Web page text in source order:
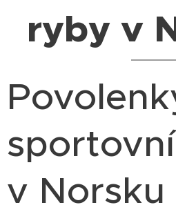
ryby v
v Norsku